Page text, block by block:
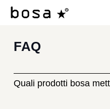
FAQ
Quali prodotti bosa